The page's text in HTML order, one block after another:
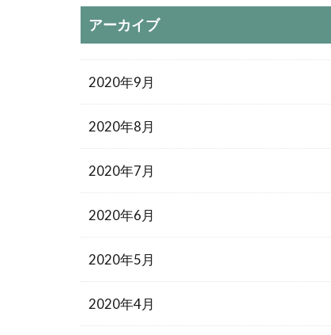
アーカイブ
2020年9月
2020年8月
2020年7月
2020年6月
2020年5月
2020年4月